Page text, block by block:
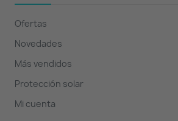
Ofertas
Novedades
Más vendidos
Protección solar
Mi cuenta